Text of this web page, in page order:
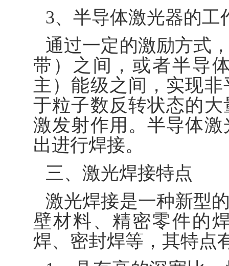
3、半导体激光器的工
通过一定的激励方式
带）之间，或者半导
主）能级之间，实现
于粒子数反转状态的
激发射作用。半导体
出进行焊接。
三、激光焊接特点
激光焊接是一种新型
壁材料、精密零件的
焊、密封焊等，其特点